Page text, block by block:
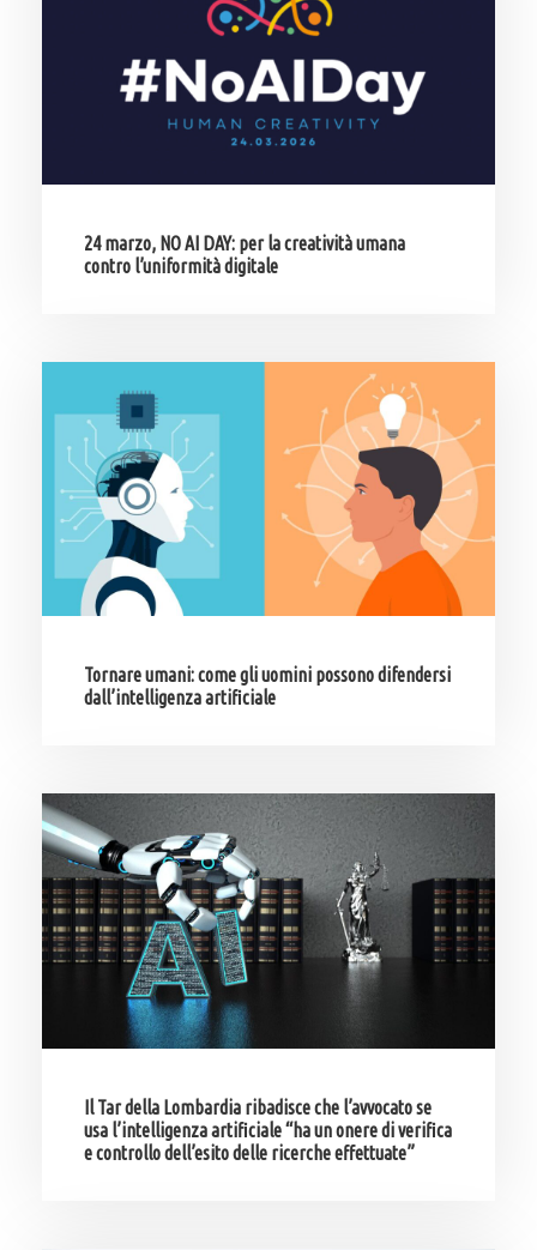
24 marzo, NO AI DAY: per la creatività umana
contro l’uniformità digitale
Tornare umani: come gli uomini possono difendersi
dall’intelligenza artificiale
Il Tar della Lombardia ribadisce che l’avvocato se
usa l’intelligenza artificiale “ha un onere di verifica
e controllo dell’esito delle ricerche effettuate”